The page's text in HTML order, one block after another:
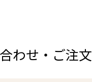
わせ・ご注文